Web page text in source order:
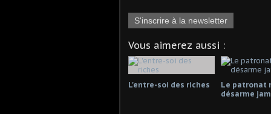
S'inscrire à la newsletter
Vous aimerez aussi :
L'entre-soi des riches
Le patronat
désarme